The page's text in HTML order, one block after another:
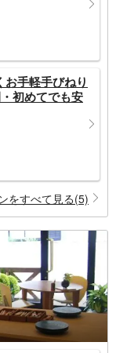
手軽手びねり
初めてでも安
をすべて見る(5)